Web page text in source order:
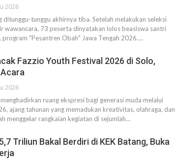
2026
ditunggu-tunggu akhirnya tiba. Setelah melakukan seleksi
wawancara, 73 peserta dinyatakan lolos beasiswa santri
program "Pesantren Obah" Jawa Tengah 2026.…
Fazzio Youth Festival 2026 di Solo,
2026
ruang ekspresi bagi generasi muda melalui
ajang tahunan yang memadukan kreativitas, olahraga, dan
menggelar rangkaian kegiatan di sejumlah…
Triliun Bakal Berdiri di KEK Batang, Buka